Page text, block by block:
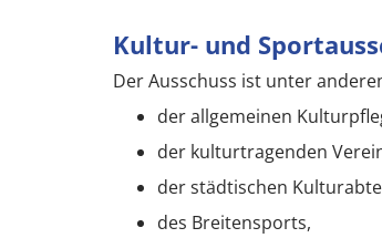
Kultur- und
Der Ausschuss ist unter
der allgemeinen
der kulturtragenden
der städtischen
des Breitensports,